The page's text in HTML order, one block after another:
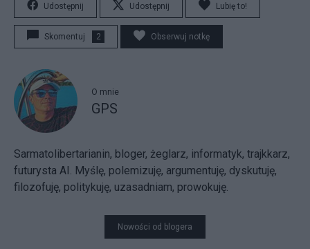
Udostępnij Udostępnij Lubię to!
Skomentuj 2 Obserwuj notkę
O mnie
GPS
Sarmatolibertarianin, bloger, żeglarz, informatyk, trajkkarz,
futurysta AI. Myślę, polemizuję, argumentuję, dyskutuję,
filozofuję, politykuję, uzasadniam, prowokuję.
Nowości od blogera